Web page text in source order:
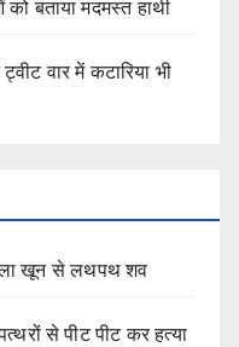
बताया मदमस्त हाथी
वार में कटारिया भी
खून से लथपथ शव
से पीट पीट कर हत्या